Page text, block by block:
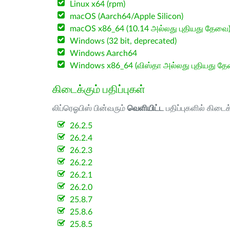
Linux x64 (rpm)
macOS (Aarch64/Apple Silicon)
macOS x86_64 (10.14 அல்லது புதியது தேவை)
Windows (32 bit, deprecated)
Windows Aarch64
Windows x86_64 (விஸ்தா அல்லது புதியது
கிடைக்கும் பதிப்புகள்
லிப்ரெஓபிஸ் பின்வரும் வெளியிட்ட பதிப்புகளில்
26.2.5
26.2.4
26.2.3
26.2.2
26.2.1
26.2.0
25.8.7
25.8.6
25.8.5